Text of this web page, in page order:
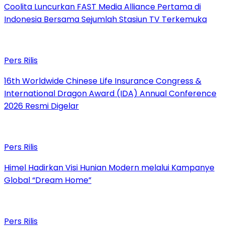
Coolita Luncurkan FAST Media Alliance Pertama di
Indonesia Bersama Sejumlah Stasiun TV Terkemuka
Pers Rilis
16th Worldwide Chinese Life Insurance Congress &
International Dragon Award (IDA) Annual Conference
2026 Resmi Digelar
Pers Rilis
Himel Hadirkan Visi Hunian Modern melalui Kampanye
Global “Dream Home”
Pers Rilis